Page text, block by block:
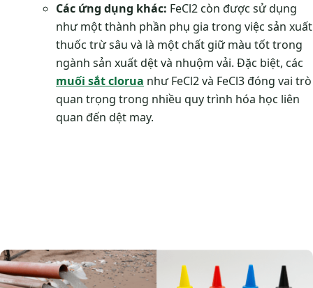
Các ứng dụng khác: FeCl2 còn được sử dụng
như một thành phần phụ gia trong việc sản xuất
thuốc trừ sâu và là một chất giữ màu tốt trong
ngành sản xuất dệt và nhuộm vải. Đặc biệt, các
muối sắt clorua như FeCl2 và FeCl3 đóng vai trò
quan trọng trong nhiều quy trình hóa học liên
quan đến dệt may.